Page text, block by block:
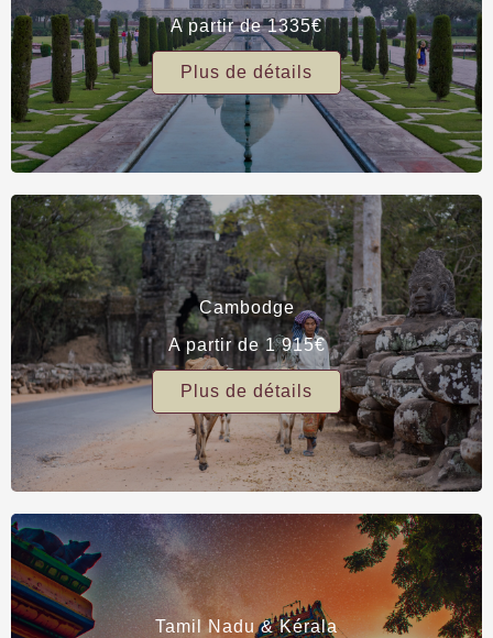
A partir de 1335€
Plus de détails
Cambodge
A partir de 1 915€
Plus de détails
Tamil Nadu & Kérala